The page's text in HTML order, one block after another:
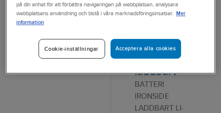
Kataloger
Hand-, pann- och ficklampor
Tillbehör till hand- och pannlampor
Batteri
Ironside
laddbart
BATTERI
IRONSIDE
LADDBART LI-
på din enhet för att förbättra navigeringen på webbplatsen, analysera
webbplatsens användning och bistå i våra marknadsföringsinsatser. Mer
information
Acceptera alla cookies
Cookie-inställningar